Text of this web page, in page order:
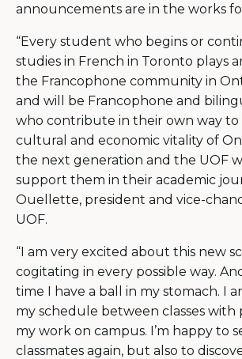
announcements are in the works
“Every student who begins or
studies in French in Toronto plays
the Francophone community in
and will be Francophone and
who contribute in their own way to
cultural and economic vitality of
the next generation and the UOF
support them in their academic
Ouellette, president and vice-
UOF.
“I am very excited about this new
cogitating in every possible way.
time I have a ball in my stomach. I
my schedule between classes with
my work on campus. I’m happy to
classmates again, but also to